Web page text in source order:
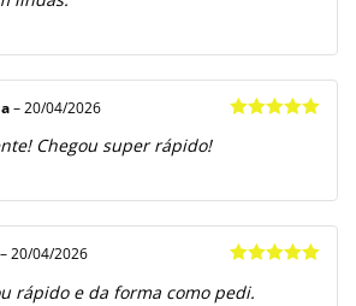
– 20/04/2026
Chegou super rápido!
de 5
– 20/04/2026
rápido e da forma como pedi.